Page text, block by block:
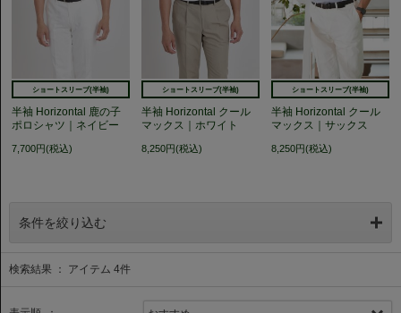
ショートスリーブ(半袖)
半袖 Horizontal 鹿の子
ポロシャツ｜ネイビー
7,700円(税込)
ショートスリーブ(半袖)
半袖 Horizontal クール
マックス｜ホワイト
8,250円(税込)
ショートスリーブ(半袖)
半袖 Horizontal クール
マックス｜サックス
8,250円(税込)
条件を絞り込む
検索結果 ： アイテム 4件